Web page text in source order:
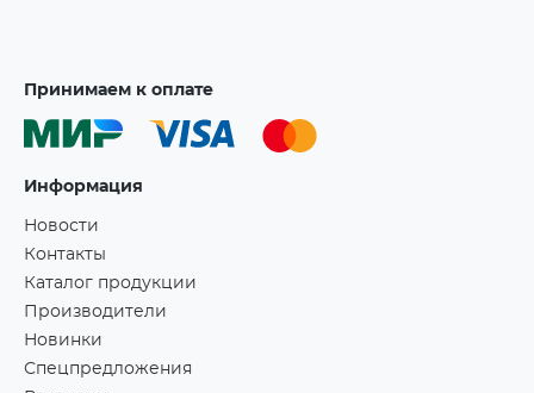
Принимаем к оплате
Информация
Новости
Контакты
Каталог продукции
Производители
Новинки
Спецпредложения